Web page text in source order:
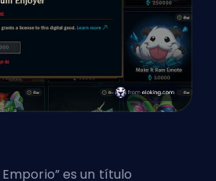
es un título